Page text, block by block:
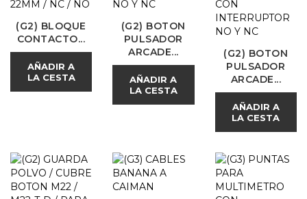
(G2) BLOQUE
CONTACTO...
AÑADIR A
LA CESTA
(G2) BOTON
PULSADOR
ARCADE...
AÑADIR A
LA CESTA
(G2) BOTON
PULSADOR
ARCADE...
AÑADIR A
LA CESTA